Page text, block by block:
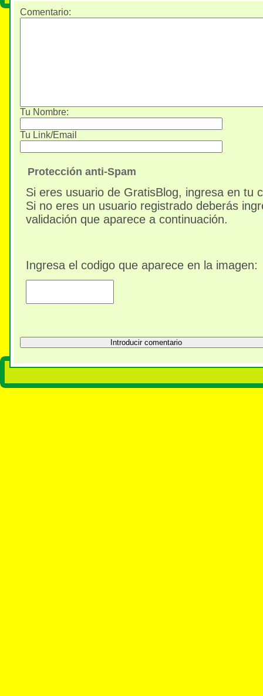
Comentario:
Tu Nombre:
Tu Link/Email
Protección anti-Spam
Si eres usuario de GratisBlog, ingresa en tu
Si no eres un usuario registrado deberás
validación que aparece a continuación.
Ingresa el codigo que aparece en la imagen: